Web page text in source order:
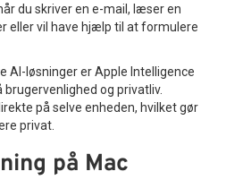
du skriver en e-mail, læser en
eller vil have hjælp til at formulere
AI-løsninger er Apple Intelligence
og privatliv.
på selve enheden, hvilket gør
privat.
på Mac